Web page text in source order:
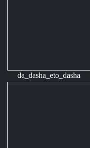
da_dasha_eto_dasha